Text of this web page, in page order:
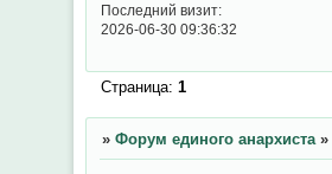
Последний визит:
2026-06-30 09:36:32
Страница: 1
» Форум единого анархиста »